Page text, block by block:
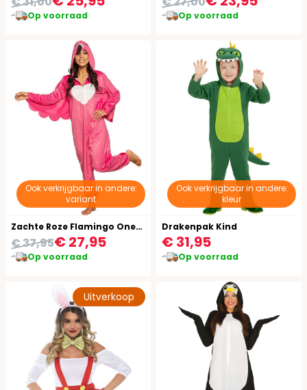
Op voorraad Op voorraad
Ook verkrijgbaar in andere:
variant
Zachte Roze Flamingo Onesie
€ 27,95
€ 37,95
Op voorraad
Ook verkrijgbaar in andere:
kleur
Drakenpak Kind
€ 31,95
Op voorraad
Uitverkoop